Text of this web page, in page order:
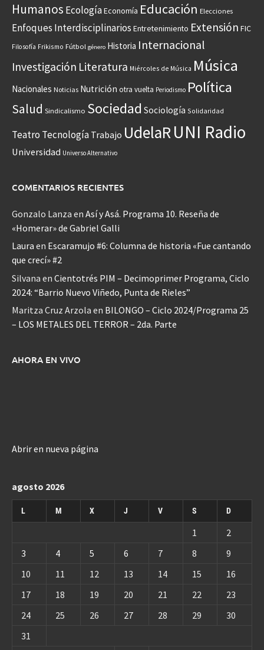
Humanos EcologíaEconomía Educación Elecciones
Enfoques Interdisciplinarios Entretenimiento Extensión FIC
Filosofía Frikismo Fútbol género Historia Internacional
Investigación Literatura Miércoles de Música Música
Nacionales Noticias Nutrición otra vuelta Periodismo Política
Salud Sindicalismo Sociedad Sociología Solidaridad
Teatro Tecnología Trabajo UdelaRUNI Radio
Universidad Universo Alternativo
COMENTARIOS RECIENTES
Gonzalo Lanza en Así y Asá. Programa 10. Reseña de
«Homerar» de Gabriel Galli
Laura en Escaramujo #6: Columna de historia «Fue cantando
que crecí» #2
Silvana en Cientotrés PIM – Decimoprimer Programa, Ciclo
2024: “Barrio Nuevo Viñedo, Punta de Rieles”
Maritza Cruz Arzola en BILONGO – Ciclo 2024/Programa 25
– LOS METALES DEL TERROR – 2da. Parte
AHORA EN VIVO
Abrir en nueva página
agosto 2026
L M X J V S D
1
2
3
4 5 6 7 8
9
10
11 12 13 14 15
16
17
18 19 20 21 22
23
24
25 26 27 28 29
30
31